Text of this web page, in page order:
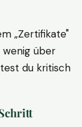
„Zertifikate"
wenig über
du kritisch